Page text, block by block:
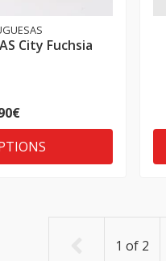
City Fuchsia
1 of 2